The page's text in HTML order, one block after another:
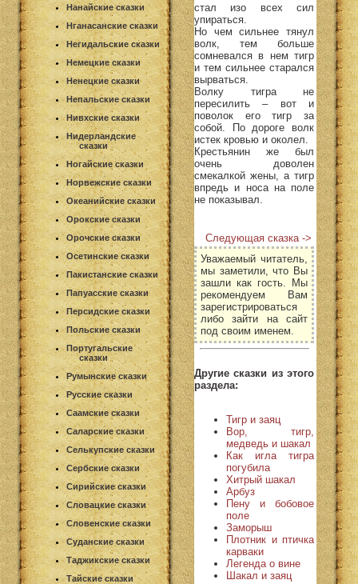
Нанайские сказки
Нганасанские сказки
Негидальские сказки
Немецкие сказки
Ненецкие сказки
Непальские сказки
Нивхские сказки
Нидерландские
сказки
Ногайские сказки
Норвежские сказки
Океанийские сказки
Орокские сказки
Орочские сказки
Осетинские сказки
Пакистанские сказки
Папуасские сказки
Персидские сказки
Польские сказки
Португальские
сказки
Румынские сказки
Русские сказки
Саамские сказки
Саларские сказки
Селькупские сказки
Сербские сказки
Сирийские сказки
Словацкие сказки
Словенские сказки
Суданские сказки
Таджикские сказки
Тайские сказки
стал изо всех сил
упираться.
Но чем сильнее тянул
волк, тем больше
сомневался в нем тигр
и тем сильнее старался
вырваться.
Волку тигра не
пересилить – вот и
поволок его тигр за
собой. По дороге волк
истек кровью и околел.
Крестьянин же был
очень доволен
смекалкой жены, а тигр
впредь и носа на поле
не показывал.
Следующая сказка ->
Уважаемый читатель,
мы заметили, что Вы
зашли как гость. Мы
рекомендуем Вам
зарегистрироваться
либо зайти на сайт
под своим именем.
Другие сказки из этого
раздела:
Тигр и заяц
Вор, тигр,
медведь и шакал
Как игла тигра
погубила
Хитрый шакал
Арбуз
Пену и бобовое
поле
Заморыш
Плотник и птичка
карваки
Легенда о вине
Шакал и заяц